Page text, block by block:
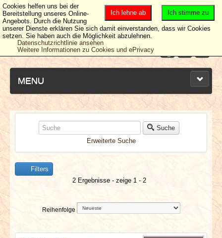
MENU
NEUESTE ARTIKEL
NEWS & DATES
BERICHTE
VERLOSUNGEN
Suche
Erweiterte Suche
Filters
2 Ergebnisse - zeige 1 - 2
Reihenfolge
Ich stimme zu
Ich lehne ab
Cookies helfen uns bei der
Bereitstellung unseres Online-
Angebots. Durch die Nutzung
unserer Dienste erklären Sie sich damit einverstanden, dass wir Cookies
setzen. Sie haben auch die Möglichkeit abzulehnen.
Datenschutzrichtlinie ansehen
Weitere Informationen zu Cookies und ePrivacy